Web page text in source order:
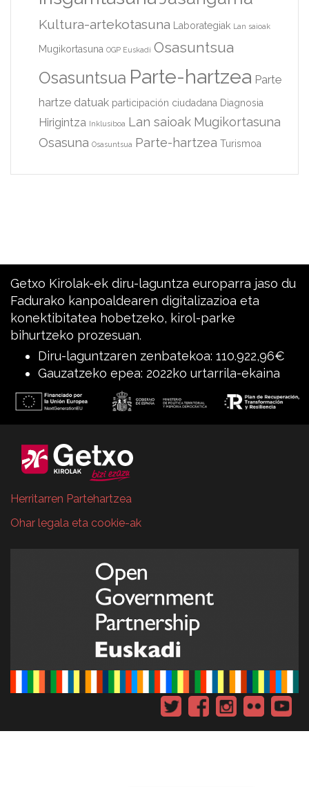
Kultura-artekotasuna Laborategiak Lan saioak
Mugikortasuna OGP Euskadi Osasuntsua
Osasuntsua Parte-hartzea Parte
hartze datuak participación ciudadana Diagnosia
Hirigintza Inklusiboa Lan saioak Mugikortasuna
Osasuna Osasuntsua Parte-hartzea Turismoa
Getxo Kirolak-ek diru-laguntza europarra jaso du
Fadurako kanpoaldearen digitalizazioa eta
konektibitatea hobetzeko, kirol-parke
bihurtzeko prozesuan.
Diru-laguntzaren zenbatekoa: 110.922,96€
Gauzatzeko epea: 2022ko urtarrila-ekaina
Herritarren Partehartzea
Ohar legala eta cookie-ak